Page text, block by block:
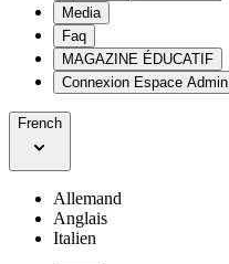
Media
Faq
MAGAZINE ÉDUCATIF
Connexion Espace Admin
French
Allemand
Anglais
Italien